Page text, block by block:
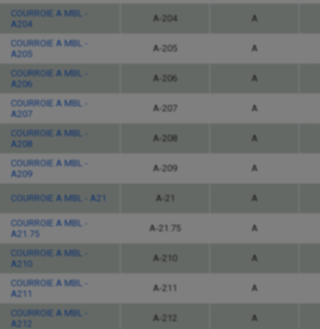
COURROIE A MBL -
A204
A-204 A
COURROIE A MBL -
A205
A-205 A
COURROIE A MBL -
A206
A-206 A
COURROIE A MBL -
A207
A-207 A
COURROIE A MBL -
A208
A-208 A
COURROIE A MBL -
A209
A-209 A
COURROIE A MBL - A21 A-21 A
COURROIE A MBL -
A21.75
A-21.75 A
COURROIE A MBL -
A210
A-210 A
COURROIE A MBL -
A211
A-211 A
COURROIE A MBL -
A212
A-212 A